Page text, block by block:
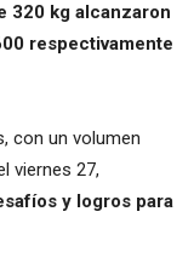
320 kg alcanzaron
respectivamente
con un volumen
viernes 27,
y logros para